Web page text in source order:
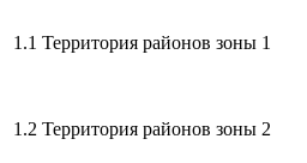
1.1 Территория районов зоны 1
1.2 Территория районов зоны 2